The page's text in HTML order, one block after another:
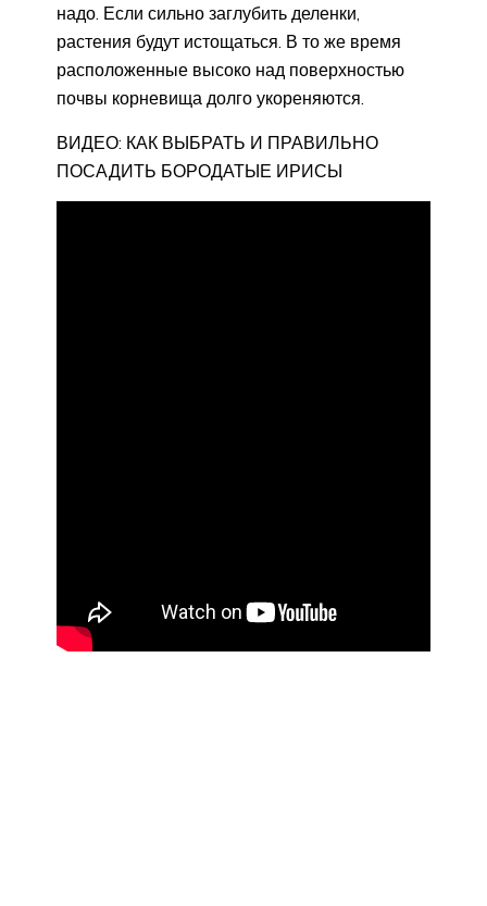
надо. Если сильно заглубить деленки,
растения будут истощаться. В то же время
расположенные высоко над поверхностью
почвы корневища долго укореняются.
ВИДЕО: КАК ВЫБРАТЬ И ПРАВИЛЬНО
ПОСАДИТЬ БОРОДАТЫЕ ИРИСЫ